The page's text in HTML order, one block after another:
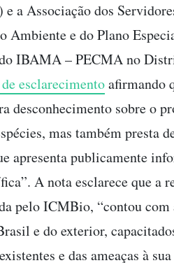
a Associação dos
Ambiente e do Plano
IBAMA – PECMA no
esclarecimentoafirmando
desconhecimento sobre o
mas também presta
apresenta publicamente
A nota esclarece que a
pelo ICMBio, “contou
e do exterior,
e das ameaças à